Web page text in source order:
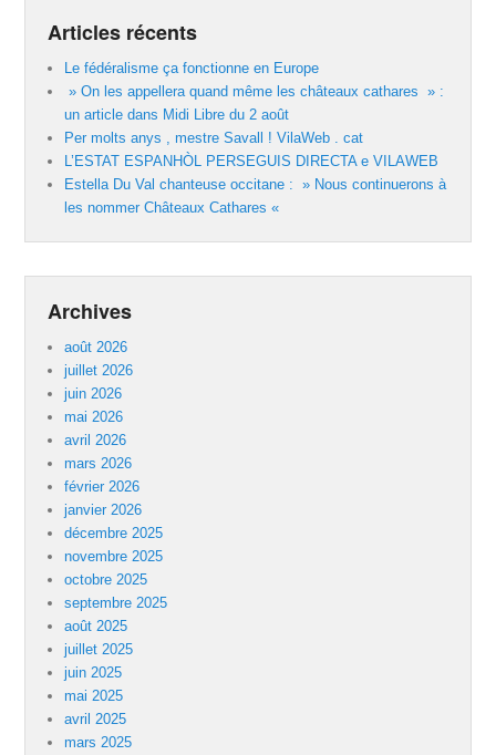
Articles récents
Le fédéralisme ça fonctionne en Europe
» On les appellera quand même les châteaux cathares » :
un article dans Midi Libre du 2 août
Per molts anys , mestre Savall ! VilaWeb . cat
L’ESTAT ESPANHÒL PERSEGUIS DIRECTA e VILAWEB
Estella Du Val chanteuse occitane : » Nous continuerons à
les nommer Châteaux Cathares «
Archives
août 2026
juillet 2026
juin 2026
mai 2026
avril 2026
mars 2026
février 2026
janvier 2026
décembre 2025
novembre 2025
octobre 2025
septembre 2025
août 2025
juillet 2025
juin 2025
mai 2025
avril 2025
mars 2025